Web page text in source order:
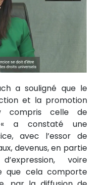
a souligné que le
et la promotion
compris celle de
« a constaté une
avec l’essor de
devenus, en partie
voire
que cela comporte